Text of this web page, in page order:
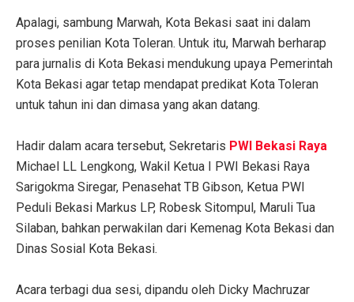
‎Apalagi, sambung Marwah, Kota Bekasi saat ini dalam
proses penilian Kota Toleran. Untuk itu, Marwah berharap
para jurnalis di Kota Bekasi mendukung upaya Pemerintah
Kota Bekasi agar tetap mendapat predikat Kota Toleran
untuk tahun ini dan dimasa yang akan datang.
‎Hadir dalam acara tersebut, Sekretaris PWI Bekasi Raya
Michael LL Lengkong, Wakil Ketua I PWI Bekasi Raya
Sarigokma Siregar, Penasehat TB Gibson, Ketua PWI
Peduli Bekasi Markus LP, Robesk Sitompul, Maruli Tua
Silaban, bahkan perwakilan dari Kemenag Kota Bekasi dan
Dinas Sosial Kota Bekasi.
‎Acara terbagi dua sesi, dipandu oleh Dicky Machruzar